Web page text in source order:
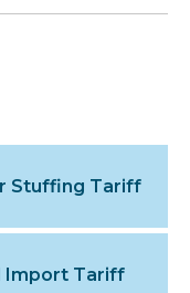
Stuffing Tariff
Import Tariff